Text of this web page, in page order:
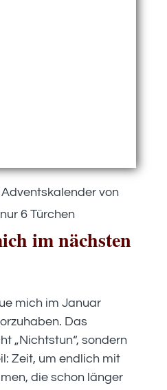
von
6 Türchen
im nächsten
mich im Januar
Das
„Nichtstun“, sondern
Zeit, um endlich mit
die schon länger